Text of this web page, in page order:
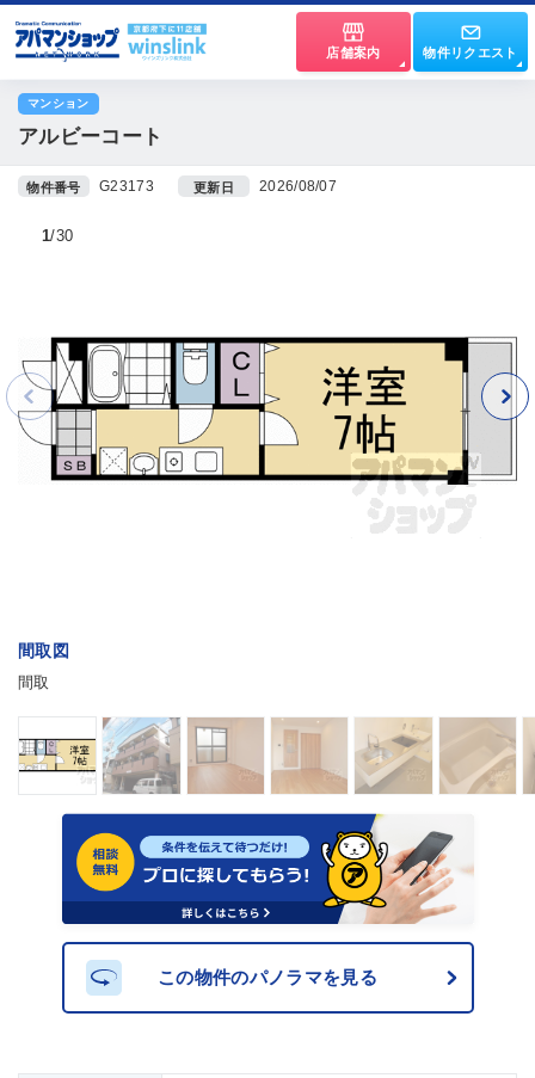
店舗案内 物件リクエスト
マンション
アルビーコート
物件番号 G23173 更新日 2026/08/07
間取図
間取
1 30
この物件のパノラマを見る